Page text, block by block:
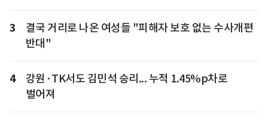
3
결국 거리로 나온 여성들 "피해자 보호 없는 수사개편
반대"
4
강원·TK서도 김민석 승리... 누적 1.45%p차로
벌어져